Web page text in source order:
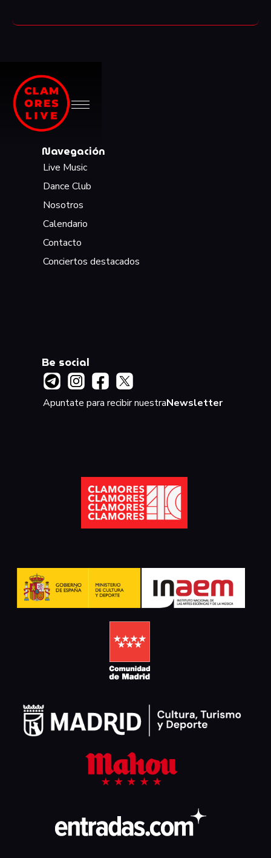
Navegación
Live Music
Dance Club
Nosotros
Calendario
Contacto
Conciertos destacados
Be social
Apuntate para recibir nuestraNewsletter